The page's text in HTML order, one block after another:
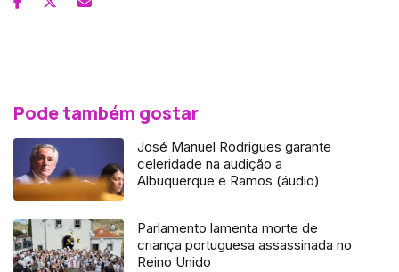
Pode também gostar
José Manuel Rodrigues garante
celeridade na audição a
Albuquerque e Ramos (áudio)
Parlamento lamenta morte de
criança portuguesa assassinada no
Reino Unido